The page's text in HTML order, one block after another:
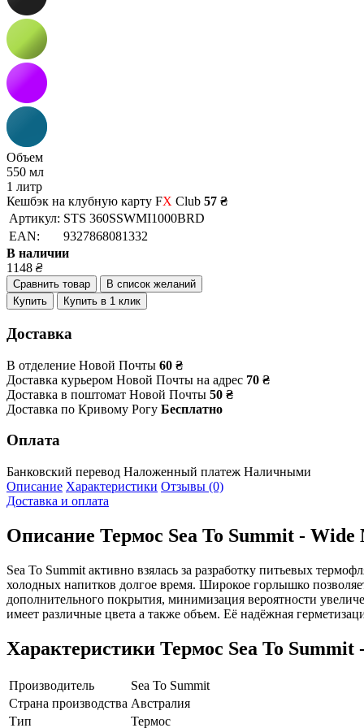
Объем
550 мл
1 литр
Кешбэк на клубную карту FX Club 57 ₴
Артикул: STS 360SSWMI1000BRD
EAN:
9327868081332
В наличии
1148 ₴
Сравнить товар
В список желаний
Купить
Купить в 1 клик
Доставка
В отделение Новой Почты 60 ₴
Доставка курьером Новой Почты на адрес 70 ₴
Доставка в поштомат Новой Почты 50 ₴
Доставка по Кривому Рогу Бесплатно
Оплата
Банковский перевод Наложенный платеж Наличными
Описание Характеристики Отзывы (0)
Доставка и оплата
Описание Термос Sea To Summit -
Sea To Summit активно взялась за разработку питьевых
холодных напитков долгое время. Широкое горлышко
дополнительного покрытия, минимизация вероятности
имеет различные цвета а также объем. Её надёжная
Характеристики Термос Sea To
Производитель
Sea To Summit
Страна производства Австралия
Тип
Термос